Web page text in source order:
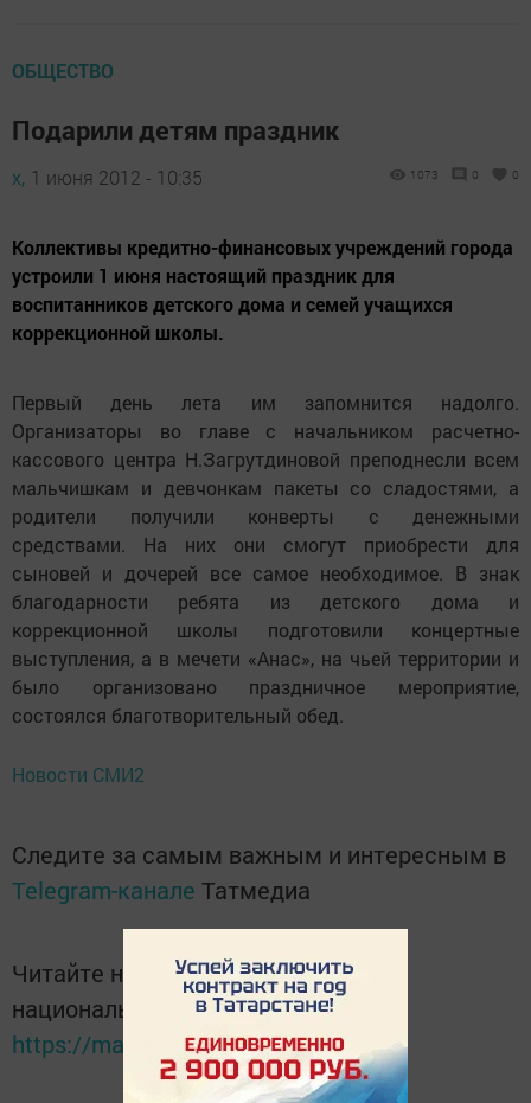
ОБЩЕСТВО
Подарили детям праздник
х, 1 июня 2012 - 10:35 1073 0 0
Коллективы кредитно-финансовых учреждений города
устроили 1 июня настоящий праздник для
воспитанников детского дома и семей учащихся
коррекционной школы.
Первый день лета им запомнится надолго.
Организаторы во главе с начальником расчетно-
кассового центра Н.Загрутдиновой преподнесли всем
мальчишкам и девчонкам пакеты со сладостями, а
родители получили конверты с денежными
средствами. На них они смогут приобрести для
сыновей и дочерей все самое необходимое. В знак
благодарности ребята из детского дома и
коррекционной школы подготовили концертные
выступления, а в мечети «Анас», на чьей территории и
было организовано праздничное мероприятие,
состоялся благотворительный обед.
Новости СМИ2
Следите за самым важным и интересным в
Telegram-канале Татмедиа
Читайте новости Татарстана в
национальном мессенджере MАХ:
https://max.ru/tatmedia